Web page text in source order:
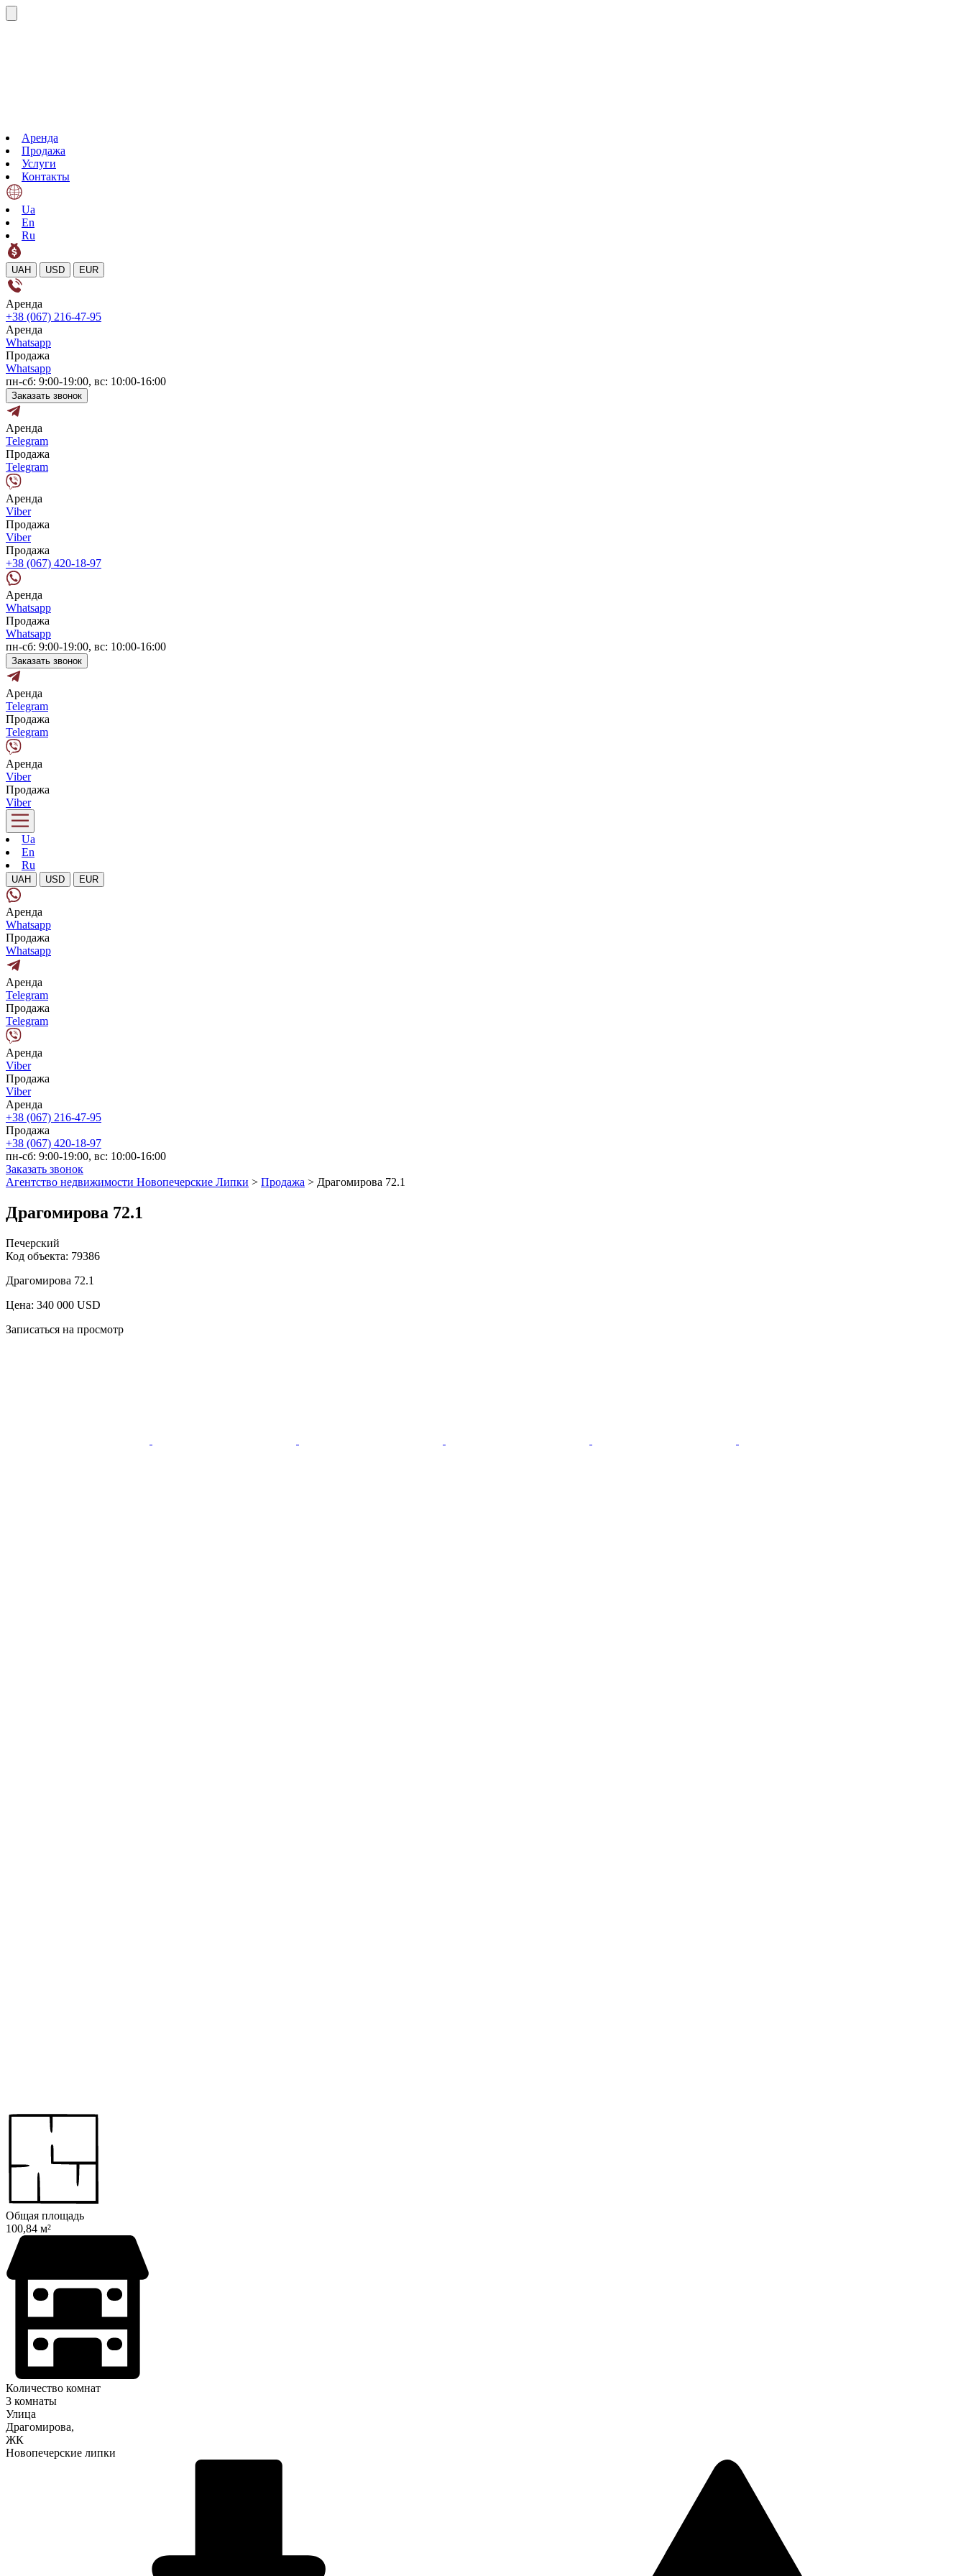
Аренда
Продажа
Услуги
Контакты
Ua
En
Ru
UAH USD EUR
Аренда
+38 (067) 216-47-95
Аренда
Whatsapp
Продажа
Whatsapp
пн-сб: 9:00-19:00, вс: 10:00-16:00
Заказать звонок
Аренда
Telegram
Продажа
Telegram
Аренда
Viber
Продажа
Viber
Продажа
+38 (067) 420-18-97
Аренда
Whatsapp
Продажа
Whatsapp
пн-сб: 9:00-19:00, вс: 10:00-16:00
Заказать звонок
Аренда
Telegram
Продажа
Telegram
Аренда
Viber
Продажа
Viber
Ua
En
Ru
UAH USD EUR
Аренда
Whatsapp
Продажа
Whatsapp
Аренда
Telegram
Продажа
Telegram
Аренда
Viber
Продажа
Viber
Аренда
+38 (067) 216-47-95
Продажа
+38 (067) 420-18-97
пн-сб: 9:00-19:00, вс: 10:00-16:00
Заказать звонок
Агентство недвижимости Новопечерские Липки > Продажа > Драгомирова 72.1
Драгомирова 72.1
Печерский
Код объекта: 79386
Драгомирова 72.1
Цена: 340 000 USD
Записаться на просмотр
Общая площадь
100,84 м²
Количество комнат
3 комнаты
Улица
Драгомирова,
ЖК
Новопечерские липки